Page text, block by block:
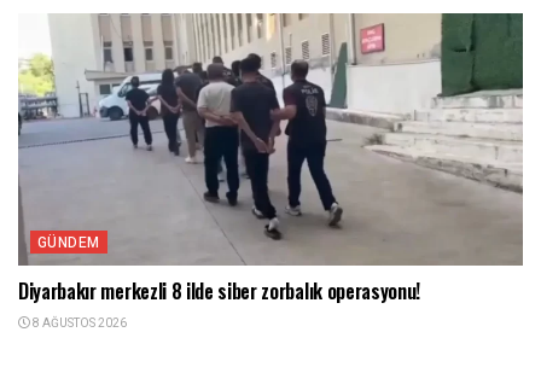
GÜNDEM
Diyarbakır merkezli 8 ilde siber zorbalık operasyonu!
8 AĞUSTOS 2026